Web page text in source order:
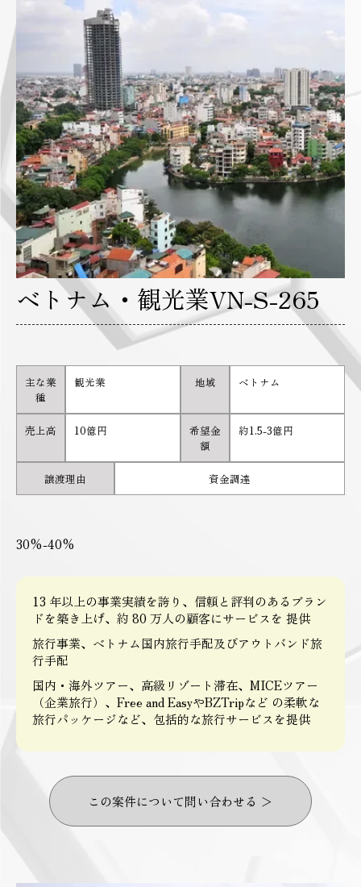
ベトナム・観光業VN-S-265
主な業
種
観光業 地域 ベトナム
売上高 10億円
希望金
額
約1.5-3億円
譲渡理由 資金調達
30%-40%
13 年以上の事業実績を誇り、信頼と評判のあるブラン
ドを築き上げ、約 80 万人の顧客にサービスを 提供
旅行事業、ベトナム国内旅行手配及びアウトバンド旅
行手配
国内・海外ツアー、高級リゾート滞在、MICEツアー
（企業旅行）、Free and EasyやBZTripなど の柔軟な
旅行パッケージなど、包括的な旅行サービスを提供
この案件について問い合わせる ＞